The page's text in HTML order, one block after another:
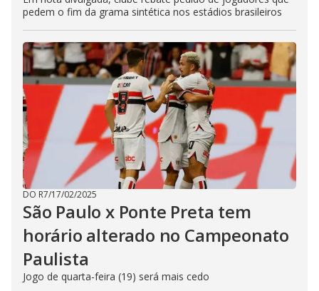
pedem o fim da grama sintética nos estádios brasileiros
DO R7/17/02/2025
São Paulo x Ponte Preta tem
horário alterado no Campeonato
Paulista
Jogo de quarta-feira (19) será mais cedo